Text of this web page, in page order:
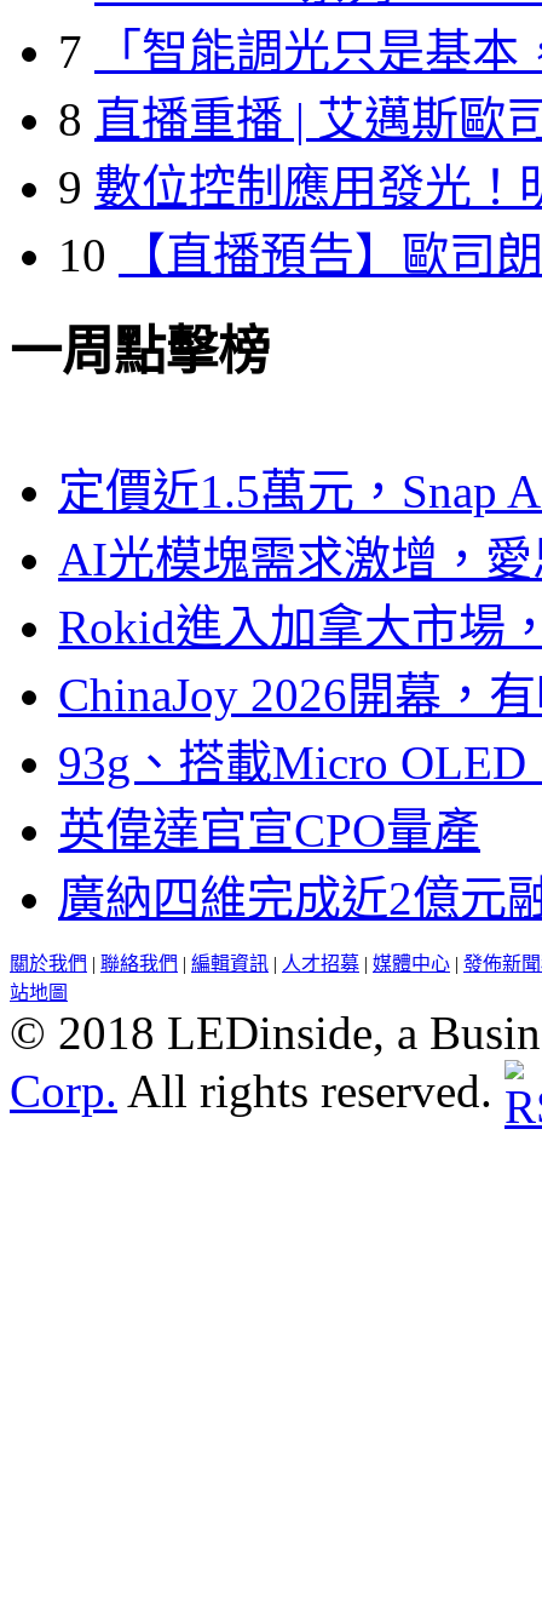
7
「智能調光只是基本
8 直播重播 | 艾邁斯歐
9 數位控制應用發光！
10
【直播預告】歐司
一周點擊榜
定價近1.5萬元，Snap
AI光模塊需求激增，
Rokid進入加拿大市場
ChinaJoy 2026開幕，
93g、搭載Micro
英偉達官宣CPO量產
廣納四維完成近2億元
關於我們 | 聯絡我們 | 編輯資訊 | 人才招募 | 媒體中心 | 發佈新
站地圖
© 2018 LEDinside, a
Corp. All rights reserved.